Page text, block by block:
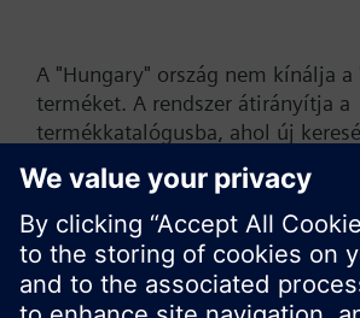
A "Hungary" ország nem kínálja a
terméket. A rendszer átirányítja a
termékkatalógusba, ahol új
vagy böngészhet a Siemens
termékkínálatában.
Ok